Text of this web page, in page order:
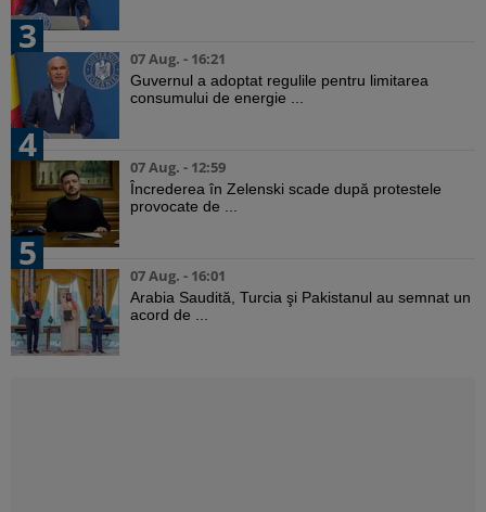
3
07 Aug. - 16:21
Guvernul a adoptat regulile pentru limitarea
consumului de energie ...
4
07 Aug. - 12:59
Încrederea în Zelenski scade după protestele
provocate de ...
5
07 Aug. - 16:01
Arabia Saudită, Turcia şi Pakistanul au semnat un
acord de ...